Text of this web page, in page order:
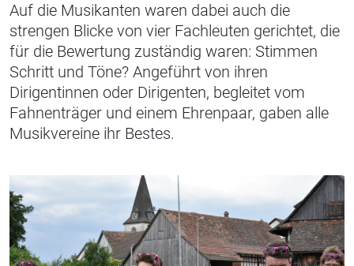
Auf die Musikanten waren dabei auch die
strengen Blicke von vier Fachleuten gerichtet, die
für die Bewertung zuständig waren: Stimmen
Schritt und Töne? Angeführt von ihren
Dirigentinnen oder Dirigenten, begleitet vom
Fahnenträger und einem Ehrenpaar, gaben alle
Musikvereine ihr Bestes.